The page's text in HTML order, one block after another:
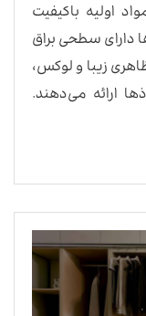
اولیه باکیفیت
سطحی براق
زیبا و لوکس،
ارائه می‌دهند.